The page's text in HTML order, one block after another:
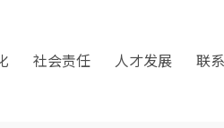
社会责任 人才发展 联